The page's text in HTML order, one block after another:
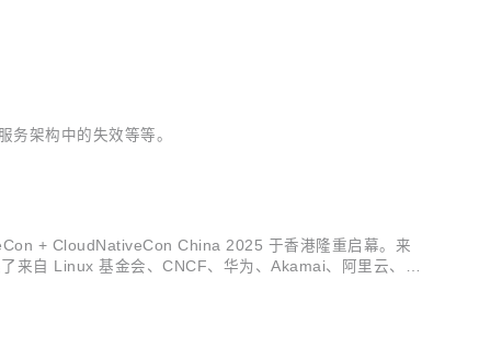
务架构中的失效等等。
+ CloudNativeCon China 2025 于香港隆重启幕。来
来自 Linux 基金会、CNCF、华为、Akamai、阿里云、Ar